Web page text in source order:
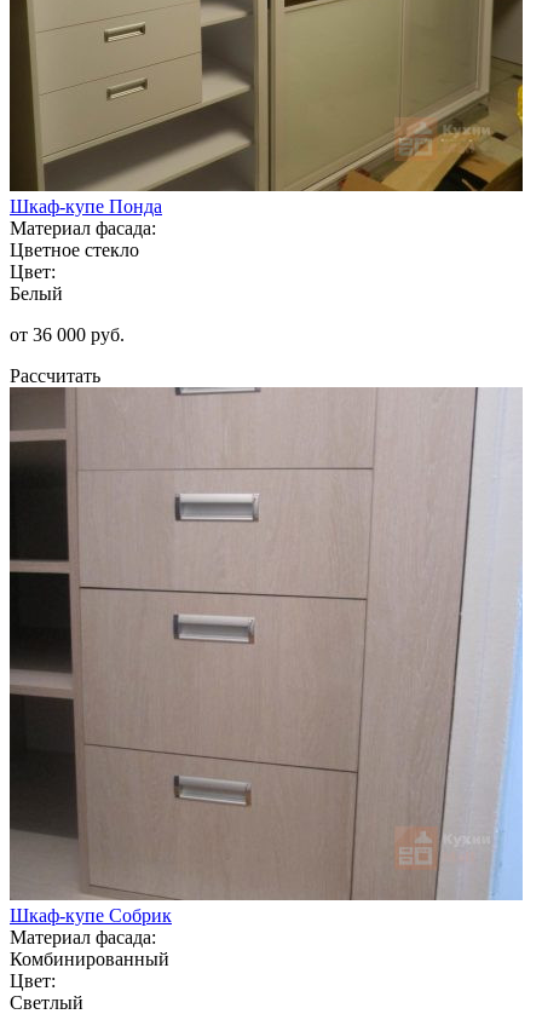
Шкаф-купе Понда
Материал фасада:
Цветное стекло
Цвет:
Белый
от 36 000 руб.
Рассчитать
Шкаф-купе Собрик
Материал фасада:
Комбинированный
Цвет:
Светлый